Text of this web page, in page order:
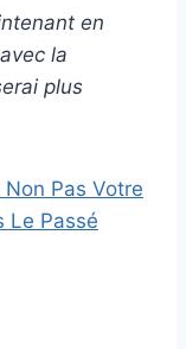
en
la
plus
Pas Votre
Le Passé